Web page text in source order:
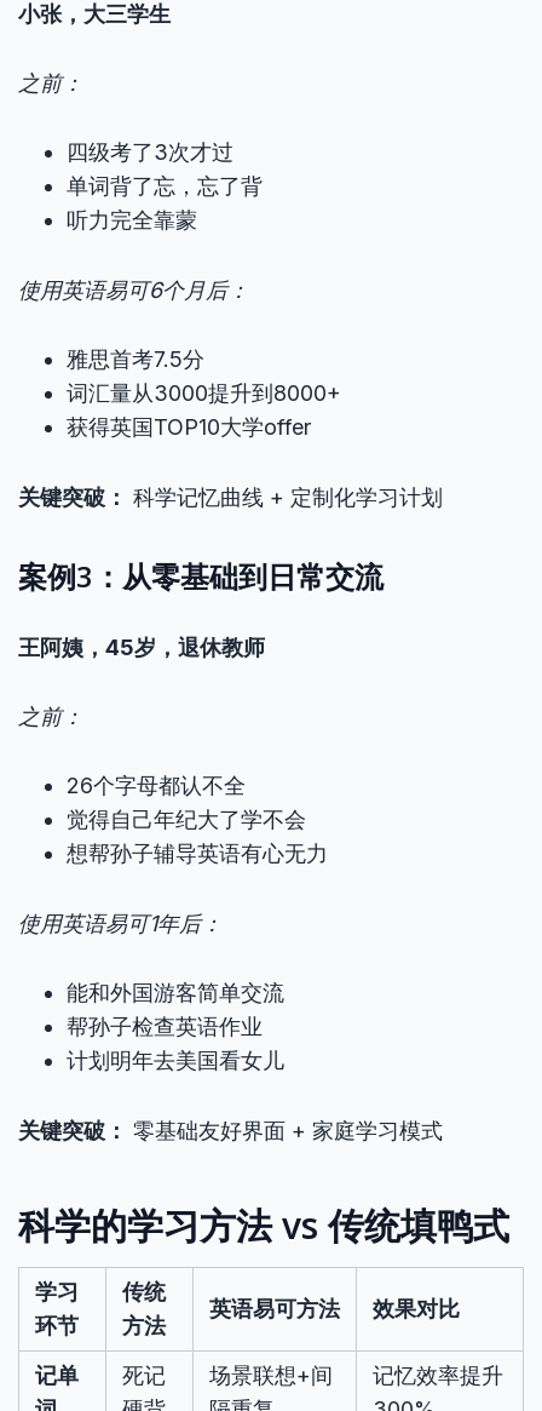
小张，大三学生
之前：
四级考了3次才过
单词背了忘，忘了背
听力完全靠蒙
使用英语易可6个月后：
雅思首考7.5分
词汇量从3000提升到8000+
获得英国TOP10大学offer
关键突破： 科学记忆曲线 + 定制化学习计划
案例3：从零基础到日常交流
王阿姨，45岁，退休教师
之前：
26个字母都认不全
觉得自己年纪大了学不会
想帮孙子辅导英语有心无力
使用英语易可1年后：
能和外国游客简单交流
帮孙子检查英语作业
计划明年去美国看女儿
关键突破： 零基础友好界面 + 家庭学习模式
科学的学习方法 vs 传统填鸭式
学习
环节
传统
方法
英语易可方法 效果对比
记单
死记
场景联想+间
记忆效率提升